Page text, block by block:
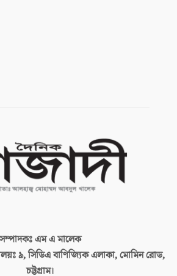
সম্পাদকঃএম এ মালেক
৯, সিডিএ বাণিজ্যিক এলাকা, মোমিন রোড,
চট্টগ্রাম।